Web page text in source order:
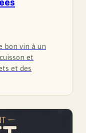
bon vin à un
et
et des